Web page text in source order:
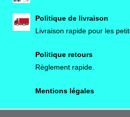
Politique de livraison
Livraison rapide pour les
Politique retours
Règlement rapide.
Mentions légales